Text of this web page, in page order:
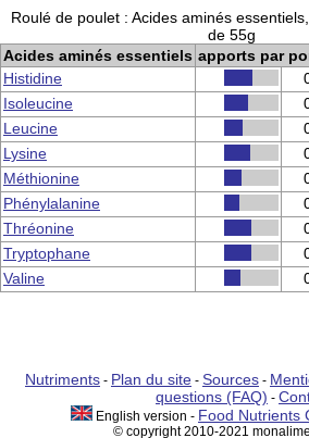
Roulé de poulet : Acides aminés
de 55g
Acides aminés essentiels apports par
Histidine
Isoleucine
Leucine
Lysine
Méthionine
Phénylalanine
Thréonine
Tryptophane
Valine
Nutriments - Plan du site - Sources -
questions (FAQ) -
English version - Food Nutrients
© copyright 2010-2021